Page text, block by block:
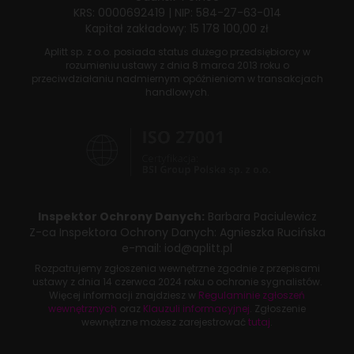
KRS: 0000692419 | NIP: 584-27-63-014
Kapitał zakładowy: 15 178 100,00 zł
Aplitt sp. z o.o. posiada status dużego przedsiębiorcy w
rozumieniu ustawy z dnia 8 marca 2013 roku o
przeciwdziałaniu nadmiernym opóźnieniom w transakcjach
handlowych.
Inspektor Ochrony Danych: Barbara Paciulewicz
Z-ca Inspektora Ochrony Danych: Agnieszka Rucińska
e-mail: iod@aplitt.pl
Rozpatrujemy zgłoszenia wewnętrzne zgodnie z przepisami
ustawy z dnia 14 czerwca 2024 roku o ochronie sygnalistów.
Więcej informacji znajdziesz w Regulaminie zgłoszeń
wewnętrznych oraz Klauzuli informacyjnej . Zgłoszenie
wewnętrzne możesz zarejestrować tutaj